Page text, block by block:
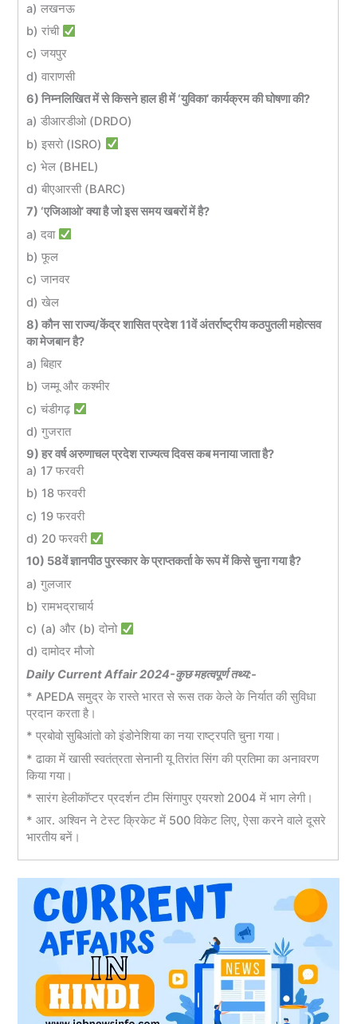
a) लखनऊ
b) रांची
c) जयपुर
d) वाराणसी
6) निम्नलिखित में से किसने हाल ही में ‘युविका’ कार्यक्रम की घोषणा की?
a) डीआरडीओ (DRDO)
b) इसरो (ISRO)
c) भेल (BHEL)
d) बीएआरसी (BARC)
7) ‘एजिआओ’ क्या है जो इस समय खबरों में है?
a) दवा
b) फूल
c) जानवर
d) खेल
8) कौन सा राज्य/केंद्र शासित प्रदेश 11वें अंतर्राष्ट्रीय कठपुतली महोत्सव
का मेजबान है?
a) बिहार
b) जम्मू और कश्मीर
c) चंडीगढ़
d) गुजरात
9) हर वर्ष अरुणाचल प्रदेश राज्यत्व दिवस कब मनाया जाता है?
a) 17 फरवरी
b) 18 फरवरी
c) 19 फरवरी
d) 20 फरवरी
10) 58वें ज्ञानपीठ पुरस्कार के प्राप्तकर्ता के रूप में किसे चुना गया है?
a) गुलजार
b) रामभद्राचार्य
c) (a) और (b) दोनो
d) दामोदर मौजो
Daily Current Affair 2024-कुछ महत्वपूर्ण तथ्य:-
* APEDA समुद्र के रास्ते भारत से रूस तक केले के निर्यात की सुविधा
प्रदान करता है।
* प्रबोवो सुबिआंतो को इंडोनेशिया का नया राष्ट्रपति चुना गया।
* ढाका में खासी स्वतंत्रता सेनानी यू तिरांत सिंग की प्रतिमा का अनावरण
किया गया।
* सारंग हेलीकॉप्टर प्रदर्शन टीम सिंगापुर एयरशो 2004 में भाग लेगी।
* आर. अश्विन ने टेस्ट क्रिकेट में 500 विकेट लिए, ऐसा करने वाले दूसरे
भारतीय बनें।